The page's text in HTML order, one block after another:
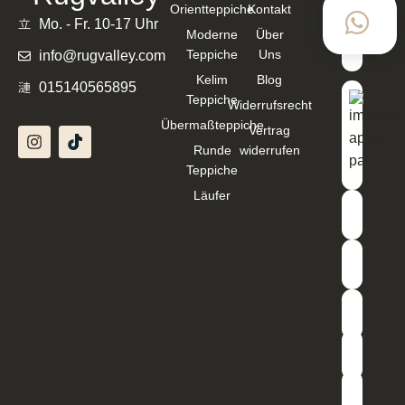
Mo. - Fr. 10-17 Uhr
info@rugvalley.com
015140565895
Orientteppiche
Moderne
Teppiche
Kelim
Teppiche
Übermaßteppiche
Runde
Teppiche
Läufer
Kontakt
Über
Uns
Blog
Widerrufsrecht
Vertrag
widerrufen
mit